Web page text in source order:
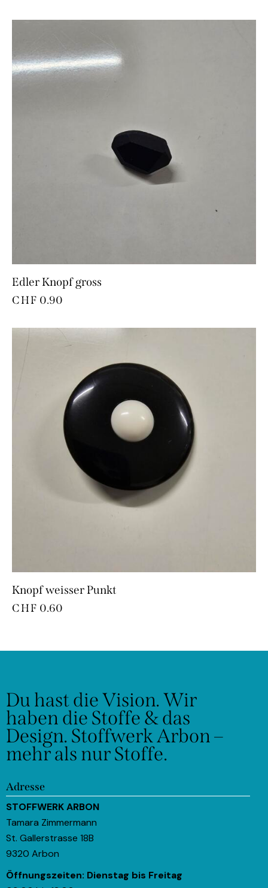
Edler Knopf gross
CHF 0.90
Knopf weisser Punkt
CHF 0.60
Du hast die Vision.Wir
haben die Stoffe & das
Design. Stoffwerk Arbon –
mehr als nur Stoffe.
Adresse
STOFFWERK ARBON
Tamara Zimmermann
St. Gallerstrasse 18B
9320 Arbon
Öffnungszeiten: Dienstag bis Freitag